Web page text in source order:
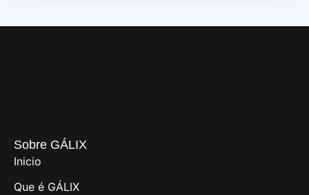
Sobre GÁLIX
Inicio
Que é GÁLIX